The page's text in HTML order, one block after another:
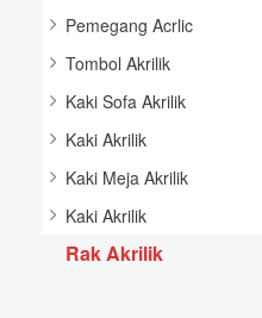
Pemegang Acrlic
Tombol Akrilik
Kaki Sofa Akrilik
Kaki Akrilik
Kaki Meja Akrilik
Kaki Akrilik
Rak Akrilik